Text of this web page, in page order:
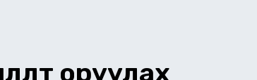
оруулах